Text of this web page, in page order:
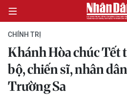
CHÍNH TRỊ
KINH TẾ
CHÍNH TRỊ
Khánh Hòa chúc Tết
bộ, chiến sĩ, nhân
Trường Sa